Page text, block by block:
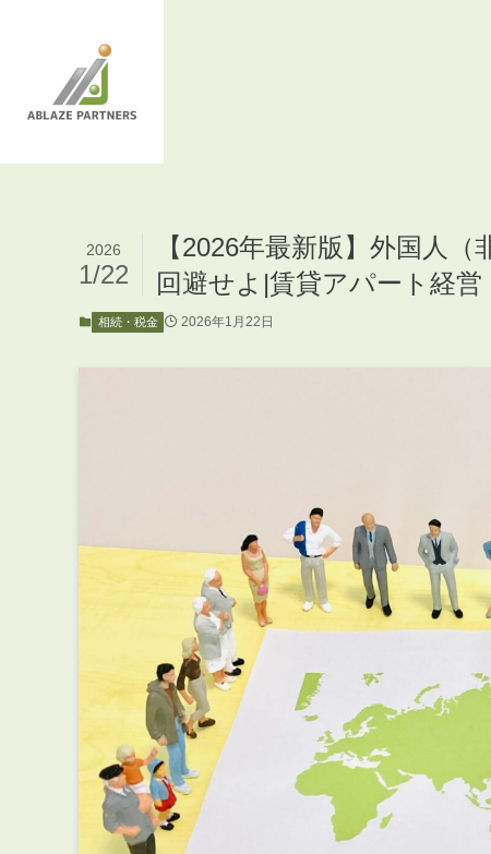
【2026年最新版】外国人
回避せよ|賃貸アパート経
2026
1/22
相続・税金 2026年1月22日